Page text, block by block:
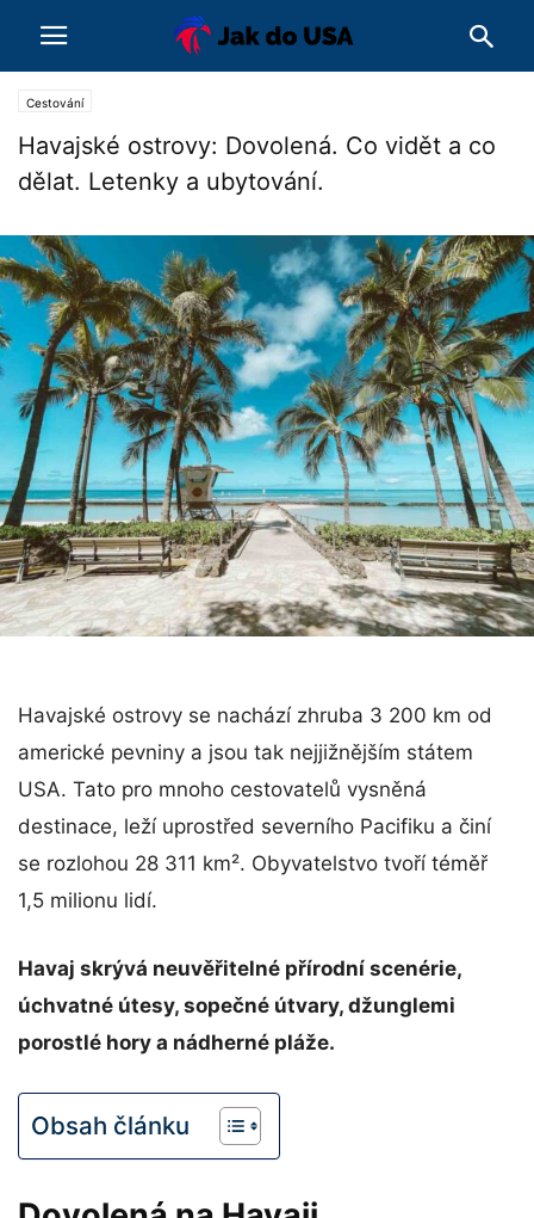
Cestování
Havajské ostrovy: Dovolená. Co vidět a co
dělat. Letenky a ubytování.
Havajské ostrovy se nachází zhruba 3 200 km od
americké pevniny a jsou tak nejjižnějším státem
USA. Tato pro mnoho cestovatelů vysněná
destinace, leží uprostřed severního Pacifiku a činí
se rozlohou 28 311 km². Obyvatelstvo tvoří téměř
1,5 milionu lidí.
Havaj skrývá neuvěřitelné přírodní scenérie,
úchvatné útesy, sopečné útvary, džunglemi
porostlé hory a nádherné pláže.
Obsah článku